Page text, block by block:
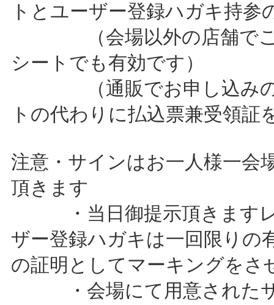
トとユーザー登録ハガキ持参
（会場以外の店舗でご
シートでも有効です）
（通販でお申し込みの
トの代わりに払込票兼受領証
注意・サインはお一人様一会
頂きます
・当日御提示頂きますレ
ザー登録ハガキは一回限りの
の証明としてマーキングをさ
・会場にて用意されたサ